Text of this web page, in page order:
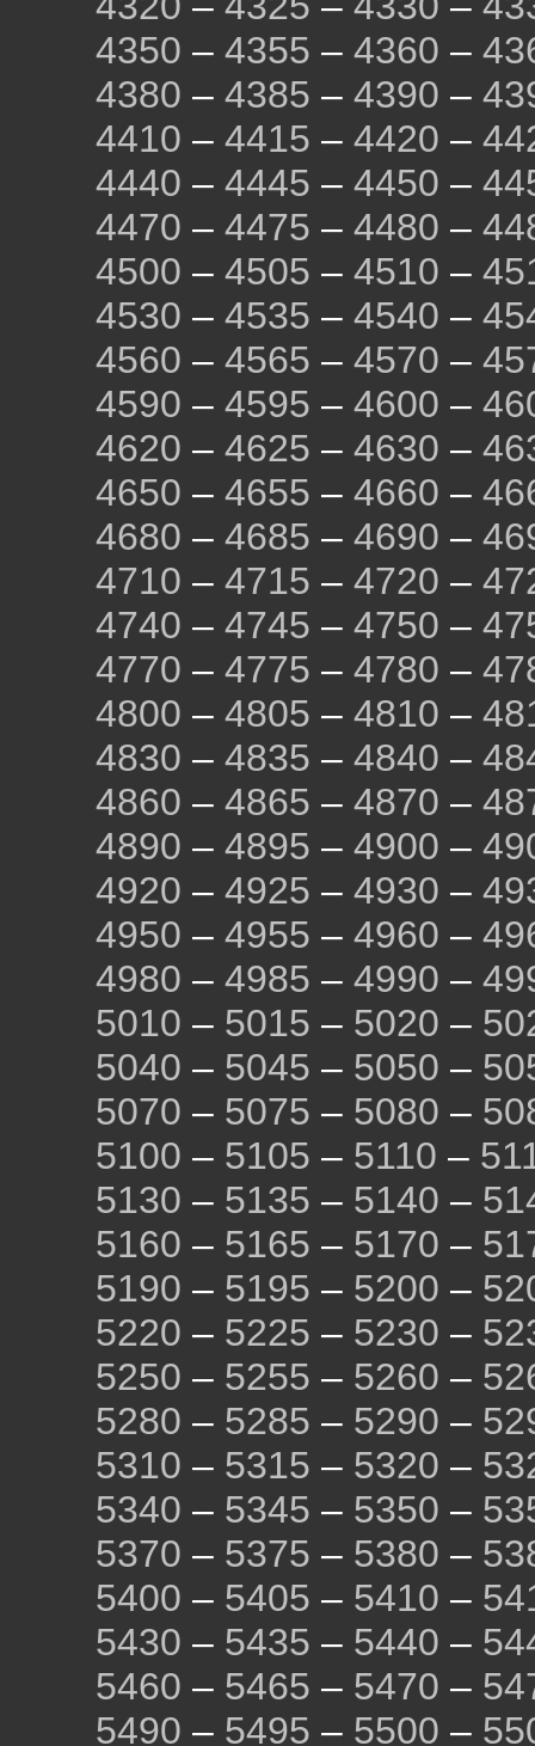
4350 – 4355 – 4360 –
4380 – 4385 – 4390 –
4410 – 4415 – 4420 –
4440 – 4445 – 4450 –
4470 – 4475 – 4480 –
4500 – 4505 – 4510 –
4530 – 4535 – 4540 –
4560 – 4565 – 4570 –
4590 – 4595 – 4600 –
4620 – 4625 – 4630 –
4650 – 4655 – 4660 –
4680 – 4685 – 4690 –
4710 – 4715 – 4720 –
4740 – 4745 – 4750 –
4770 – 4775 – 4780 –
4800 – 4805 – 4810 –
4830 – 4835 – 4840 –
4860 – 4865 – 4870 –
4890 – 4895 – 4900 –
4920 – 4925 – 4930 –
4950 – 4955 – 4960 –
4980 – 4985 – 4990 –
5010 – 5015 – 5020 –
5040 – 5045 – 5050 –
5070 – 5075 – 5080 –
5100 – 5105 – 5110 –
5130 – 5135 – 5140 –
5160 – 5165 – 5170 –
5190 – 5195 – 5200 –
5220 – 5225 – 5230 –
5250 – 5255 – 5260 –
5280 – 5285 – 5290 –
5310 – 5315 – 5320 –
5340 – 5345 – 5350 –
5370 – 5375 – 5380 –
5400 – 5405 – 5410 –
5430 – 5435 – 5440 –
5460 – 5465 – 5470 –
5490 – 5495 – 5500 –